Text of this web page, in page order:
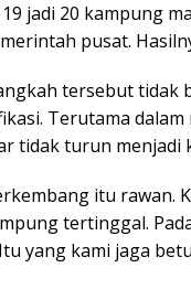
jadi 20 kampung
pusat.
tersebut
Terutama
tidak turun menjadi
itu rawan.
tertinggal.
yang kami jaga